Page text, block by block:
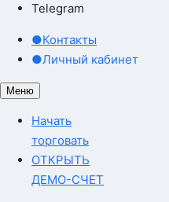
Telegram
●Контакты
●Личный кабинет
Меню
Начать
торговать
ОТКРЫТЬ
ДЕМО-СЧЕТ